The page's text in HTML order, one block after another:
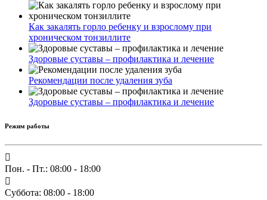
Как закалять горло ребенку и взрослому при
хроническом тонзиллите
Здоровые суставы – профилактика и лечение
Рекомендации после удаления зуба
Здоровые суставы – профилактика и лечение
Режим работы
Пон. - Пт.: 08:00 - 18:00
Суббота: 08:00 - 18:00